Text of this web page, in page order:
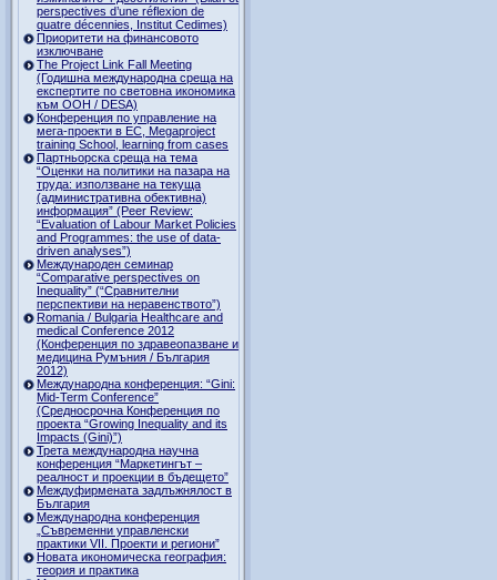
perspectives d’une réflexion de
quatre décennies, Institut Cedimes)
Приоритети на финансовото
изключване
The Project Link Fall Meeting
(Годишна международна среща на
експертите по световна икономика
към ООН / DESA)
Конференция по управление на
мега-проекти в ЕС, Megaproject
training School, learning from cases
Партньорска среща на тема
“Оценки на политики на пазара на
труда: използване на текуща
(административна обективна)
информация” (Peer Review:
“Evaluation of Labour Market Policies
and Programmes: the use of data-
driven analyses”)
Международен семинар
“Comparative perspectives on
Inequality” (“Сравнителни
перспективи на неравенството”)
Romania / Bulgaria Healthcare and
medical Conference 2012
(Конференция по здравеопазване и
медицина Румъния / България
2012)
Международна конференция: “Gini:
Mid-Term Conference”
(Средносрочна Конференция по
проекта “Growing Inequality and its
Impacts (Gini)”)
Трета международна научна
конференция “Маркетингът –
реалност и проекции в бъдещето”
Междуфирмената задлъжнялост в
България
Международна конференция
„Съвременни управленски
практики VII. Проекти и региони”
Новата икономическа география:
теория и практика